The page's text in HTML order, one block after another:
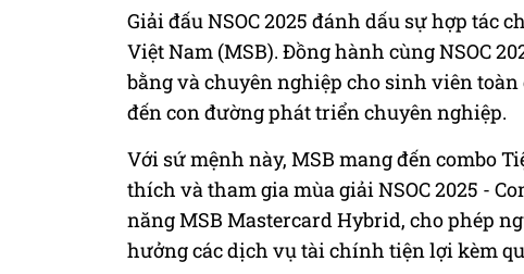
Giải đấu NSOC 2025 đánh dấu sự hợp tác
Việt Nam (MSB). Đồng hành cùng NSOC
bằng và chuyên nghiệp cho sinh viên
đến con đường phát triển chuyên nghiệp.
Với sứ mệnh này, MSB mang đến combo
thích và tham gia mùa giải NSOC 2025 -
năng MSB Mastercard Hybrid, cho phép
hưởng các dịch vụ tài chính tiện lợi kèm